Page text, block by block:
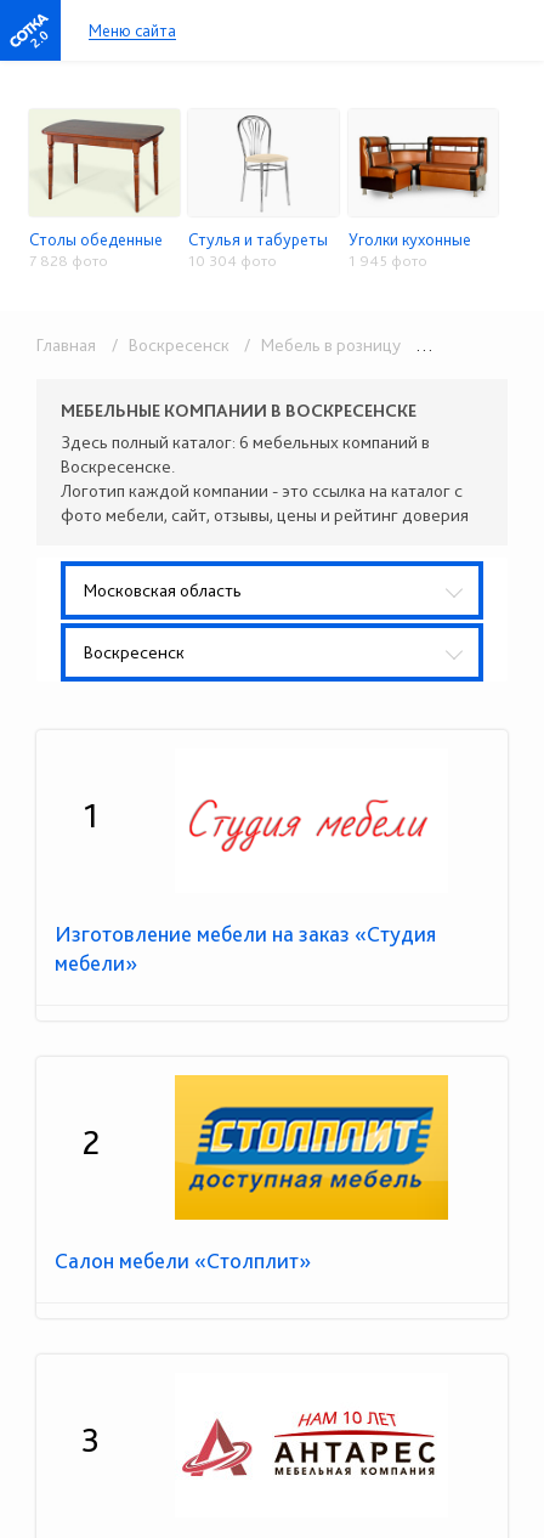
2.0 Меню сайта
Столы обеденные
7 828 фото
Стулья и табуреты
10 304 фото
Уголки кухонные
1 945 фото
Главная / Воскресенск / Мебель в розницу
МЕБЕЛЬНЫЕ КОМПАНИИ В ВОСКРЕСЕНСКЕ
Здесь полный каталог: 6 мебельных компаний в
Воскресенске.
Логотип каждой компании - это ссылка на каталог с
фото мебели, сайт, отзывы, цены и рейтинг доверия
Московская область
Воскресенск
1
Изготовление мебели на заказ «Студия
мебели»
2
Салон мебели «Столплит»
3